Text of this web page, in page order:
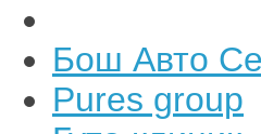
Бош Авто
Pures group